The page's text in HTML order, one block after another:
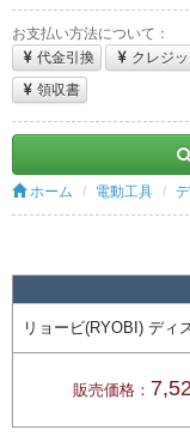
お支払い方法について：
代金引換
クレジ
領収書
ホーム 電動工具
リョービ(RYOBI) ディ
販売価格：